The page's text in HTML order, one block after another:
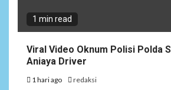
1 min read
Viral Video Oknum Polisi Polda
Aniaya Driver
1 hari ago redaksi